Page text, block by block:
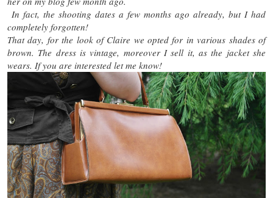
In fact, the shooting dates a few months ago already, but I had
completely forgotten!
That day, for the look of Claire we opted for in various shades of
brown. The dress is vintage, moreover I sell it, as the jacket she
wears. If you are interested let me know!